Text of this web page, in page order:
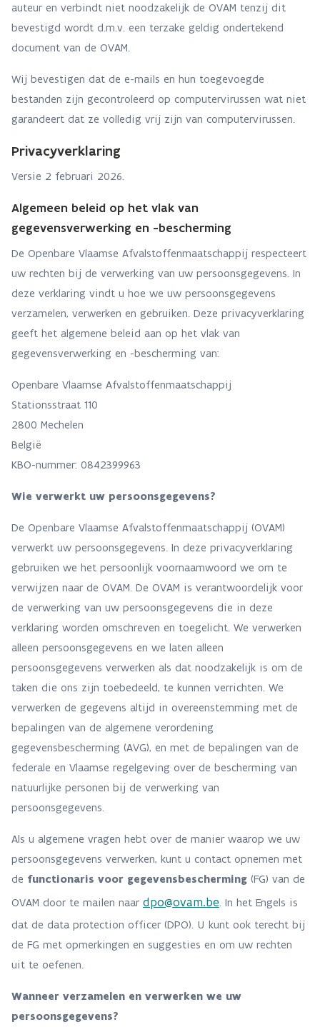
auteur en verbindt niet noodzakelijk de OVAM tenzij dit
bevestigd wordt d.m.v. een terzake geldig ondertekend
document van de OVAM.
Wij bevestigen dat de e-mails en hun toegevoegde
bestanden zijn gecontroleerd op computervirussen wat niet
garandeert dat ze volledig vrij zijn van computervirussen.
Privacyverklaring
Versie 2 februari 2026.
Algemeen beleid op het vlak van
gegevensverwerking en -bescherming
De Openbare Vlaamse Afvalstoffenmaatschappij respecteert
uw rechten bij de verwerking van uw persoonsgegevens. In
deze verklaring vindt u hoe we uw persoonsgegevens
verzamelen, verwerken en gebruiken. Deze privacyverklaring
geeft het algemene beleid aan op het vlak van
gegevensverwerking en -bescherming van:
Openbare Vlaamse Afvalstoffenmaatschappij
Stationsstraat 110
2800 Mechelen
België
KBO-nummer: 0842399963
Wie verwerkt uw persoonsgegevens?
De Openbare Vlaamse Afvalstoffenmaatschappij (OVAM)
verwerkt uw persoonsgegevens. In deze privacyverklaring
gebruiken we het persoonlijk voornaamwoord we om te
verwijzen naar de OVAM. De OVAM is verantwoordelijk voor
de verwerking van uw persoonsgegevens die in deze
verklaring worden omschreven en toegelicht. We verwerken
alleen persoonsgegevens en we laten alleen
persoonsgegevens verwerken als dat noodzakelijk is om de
taken die ons zijn toebedeeld, te kunnen verrichten. We
verwerken de gegevens altijd in overeenstemming met de
bepalingen van de algemene verordening
gegevensbescherming (AVG), en met de bepalingen van de
federale en Vlaamse regelgeving over de bescherming van
natuurlijke personen bij de verwerking van
persoonsgegevens.
Als u algemene vragen hebt over de manier waarop we uw
persoonsgegevens verwerken, kunt u contact opnemen met
de functionaris voor gegevensbescherming (FG) van de
OVAM door te mailen naar dpo@ovam.be. In het Engels is
dat de data protection officer (DPO). U kunt ook terecht bij
de FG met opmerkingen en suggesties en om uw rechten
uit te oefenen.
Wanneer verzamelen en verwerken we uw
persoonsgegevens?